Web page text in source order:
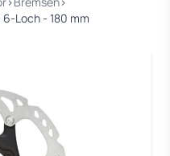
Loch - 180 mm